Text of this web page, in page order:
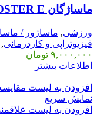
ماساژگان BOOSTER E
ورزشی, ماساژور /
فیزیوتراپی و کاردرمانی,
۹,۰۰۰,۰۰۰ تومان
اطلاعات بیشتر
افزودن به لیست
نمایش سریع
افزودن به لیست